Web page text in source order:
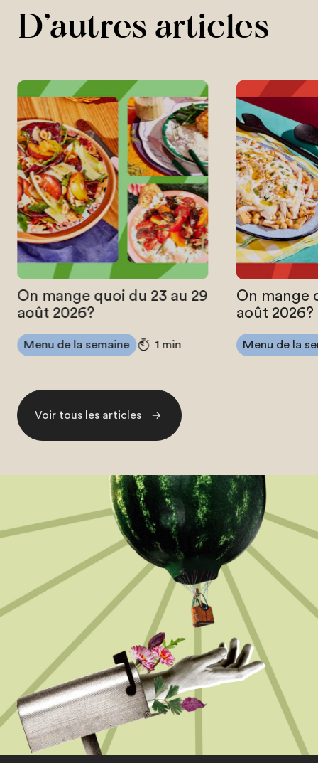
D’autres articles
On mange quoi du 23 au 29
août 2026?
Menu de la semaine 1 min
On mange
août 2026?
Menu de la
Voir tous les articles